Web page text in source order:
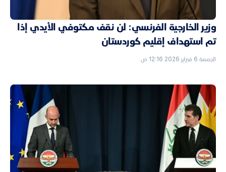
وزير الخارجية الفرنسي: لن نقف مكتوفي الأيدي إذا
تم استهداف إقليم كوردستان
الجمعة 6 فبراير 2026 12:16 ص